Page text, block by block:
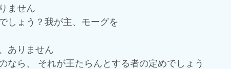
ません
しょう？我が主、モーグを
ありません
なら、 それが王たらんとする者の定めでしょう